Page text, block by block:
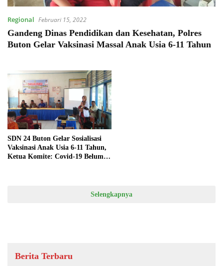
Regional Februari 15, 2022
Gandeng Dinas Pendidikan dan Kesehatan, Polres
Buton Gelar Vaksinasi Massal Anak Usia 6-11 Tahun
SDN 24 Buton Gelar Sosialisasi
Vaksinasi Anak Usia 6-11 Tahun,
Ketua Komite: Covid-19 Belum
Selengkapnya
Berita Terbaru